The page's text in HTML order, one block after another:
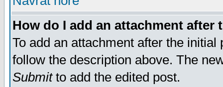
How do I add an attachment after
To add an attachment after the
follow the description above. The
Submitto add the edited post.